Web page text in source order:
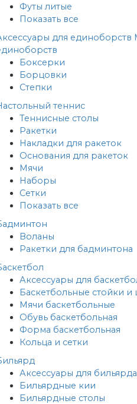
Футы литые
Показать все
для единоборств
Боксерки
Борцовки
Степки
теннис
Теннисные столы
Ракетки
Накладки для ракеток
Основания для ракеток
Мячи
Наборы
Сетки
Показать все
Воланы
Ракетки для бадминтона
Аксессуары для
Баскетбольные стойки и
Мячи баскетбольные
Обувь баскетбольная
Форма баскетбольная
Кольца и сетки
Аксессуары для бильярда
Бильярдные кии
Бильярдные столы